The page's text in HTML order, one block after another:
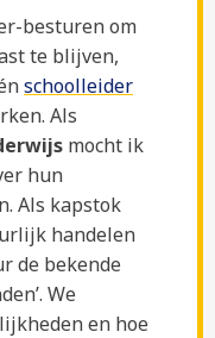
besturen om
te blijven,
schoolleider
Als
mocht ik
hun
Als kapstok
handelen
de bekende
We
en hoe